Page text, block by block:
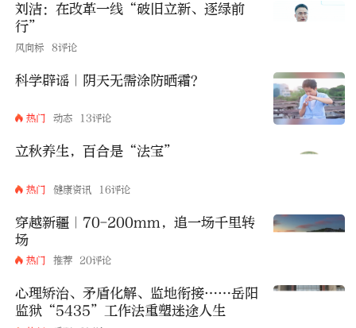
刘洁：在改革一线“破旧立新、逐绿前
行”
风向标 8评论
科学辟谣｜阴天无需涂防晒霜？
热门 动态 13评论
立秋养生，百合是“法宝”
热门 健康资讯 16评论
穿越新疆｜70-200mm，追一场千里转
场
热门 推荐 20评论
心理矫治、矛盾化解、监地衔接……岳阳
监狱“5435”工作法重塑迷途人生